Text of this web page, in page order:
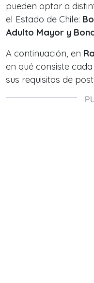
pueden optar a
el Estado de Chile:
Adulto Mayor y
A continuación, en
en qué consiste
sus requisitos de